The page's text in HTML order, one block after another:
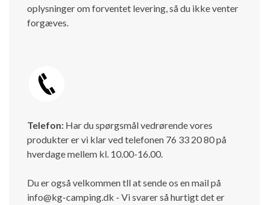
oplysninger om forventet levering, så du ikke venter
forgæves.
Telefon: Har du spørgsmål vedrørende vores
produkter er vi klar ved telefonen 76 33 20 80 på
hverdage mellem kl. 10.00-16.00.
Du er også velkommen tll at sende os en mail på
info@kg-camping.dk - Vi svarer så hurtigt det er